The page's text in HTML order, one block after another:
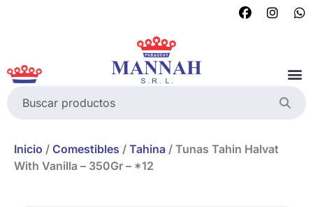
Inicio / Comestibles / Tahina / Tunas Tahin Halvat
With Vanilla – 350Gr – *12